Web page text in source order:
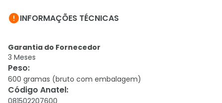
INFORMAÇÕES TÉCNICAS
Garantia do Fornecedor
3 Meses
Peso:
600 gramas (bruto com embalagem)
Código Anatel:
081502207600